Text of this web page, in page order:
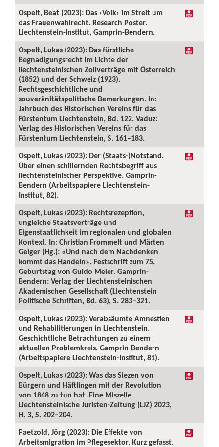
Ospelt, Beat (2023): Das ‹Volk› im Streit um
das Frauenwahlrecht. Research Poster.
Liechtenstein-Institut, Gamprin-Bendern.
Ospelt, Lukas (2023): Das fürstliche
Begnadigungsrecht im Lichte der
liechtensteinischen Zollverträge mit Österreich
(1852) und der Schweiz (1923).
Rechtsgeschichtliche und
souveränitätspolitische Bemerkungen. In:
Jahrbuch des Historischen Vereins für das
Fürstentum Liechtenstein, Bd. 122. Vaduz:
Verlag des Historischen Vereins für das
Fürstentum Liechtenstein, S. 161–183.
Ospelt, Lukas (2023): Der (Staats-)Notstand.
Über einen schillernden Rechtsbegriff aus
liechtensteinischer Perspektive. Gamprin-
Bendern (Arbeitspapiere Liechtenstein-
Institut, 82).
Ospelt, Lukas (2023): Rechtsrezeption,
ungleiche Staatsverträge und
Eigenstaatlichkeit im regionalen und globalen
Kontext. In: Christian Frommelt und Märten
Geiger (Hg.): «Und nach dem Nachdenken
kommt das Handeln». Festschrift zum 75.
Geburtstag von Guido Meier. Gamprin-
Bendern: Verlag der Liechtensteinischen
Akademischen Gesellschaft (Liechtenstein
Politische Schriften, Bd. 63), S. 283–321.
Ospelt, Lukas (2023): Verabsäumte Amnestien
und Rehabilitierungen in Liechtenstein.
Geschichtliche Betrachtungen zu einem
aktuellen Problemkreis. Gamprin-Bendern
(Arbeitspapiere Liechtenstein-Institut, 81).
Ospelt, Lukas (2023): Was das Siezen von
Bürgern und Häftlingen mit der Revolution
von 1848 zu tun hat. Eine Miszelle.
Liechtensteinische Juristen-Zeitung (LJZ) 2023,
H. 3, S. 202–204.
Paetzold, Jörg (2023): Die Effekte von
Arbeitsmigration im Pflegesektor. Kurz gefasst.